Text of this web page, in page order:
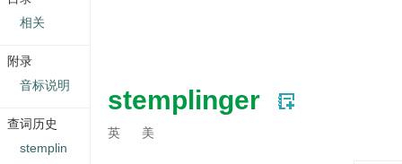
stemplinger
英 美
相关
附录
音标说明
查词历史
stemplin